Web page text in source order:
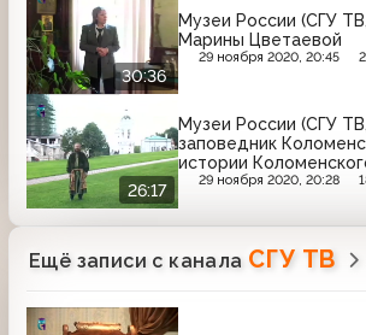
30:36
Музеи России (СГУ
Марины Цветаевой
29 ноября 2020, 20:45
26:17
Музеи России (СГУ
заповедник
истории
29 ноября 2020, 20:28
Ещё записи с канала СГУ ТВ